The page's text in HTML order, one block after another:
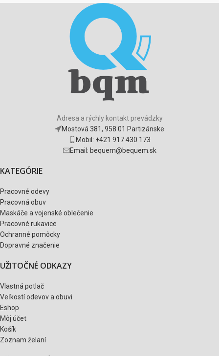
Adresa a rýchly kontakt prevádzky
Mostová 381, 958 01 Partizánske
Mobil: +421 917 430 173
Email: bequem@bequem.sk
KATEGÓRIE
Pracovné odevy
Pracovná obuv
Maskáče a vojenské oblečenie
Pracovné rukavice
Ochranné pomôcky
Dopravné značenie
UŽITOČNÉ ODKAZY
Vlastná potlač
Veľkostí odevov a obuvi
Eshop
Môj účet
Košík
Zoznam želaní